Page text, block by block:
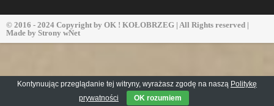
© 2016 - 2024 Copyright by OK ! KOŁOBRZEG | All Rights reserved |
Made by Strony wNet
Kontynuując przeglądanie tej witryny, wyrażasz zgodę na naszą Politykę
prywatności
OK rozumiem